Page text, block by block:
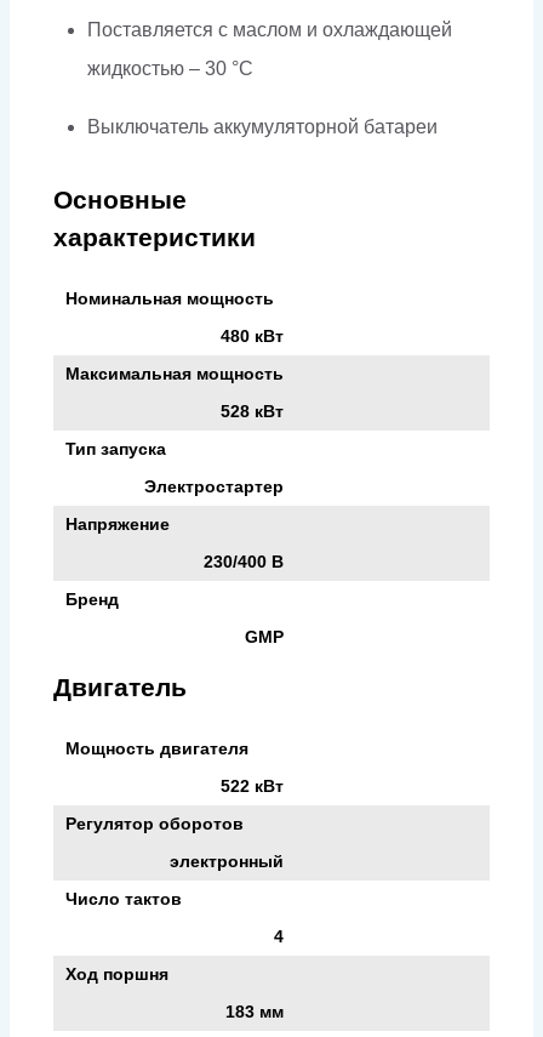
Поставляется с маслом и охлаждающей
жидкостью – 30 °C
Выключатель аккумуляторной батареи
Основные
характеристики
Номинальная мощность
480 кВт
Максимальная мощность
528 кВт
Тип запуска
Электростартер
Напряжение
230/400 В
Бренд
GMP
Двигатель
Мощность двигателя
522 кВт
Регулятор оборотов
электронный
Число тактов
4
Ход поршня
183 мм